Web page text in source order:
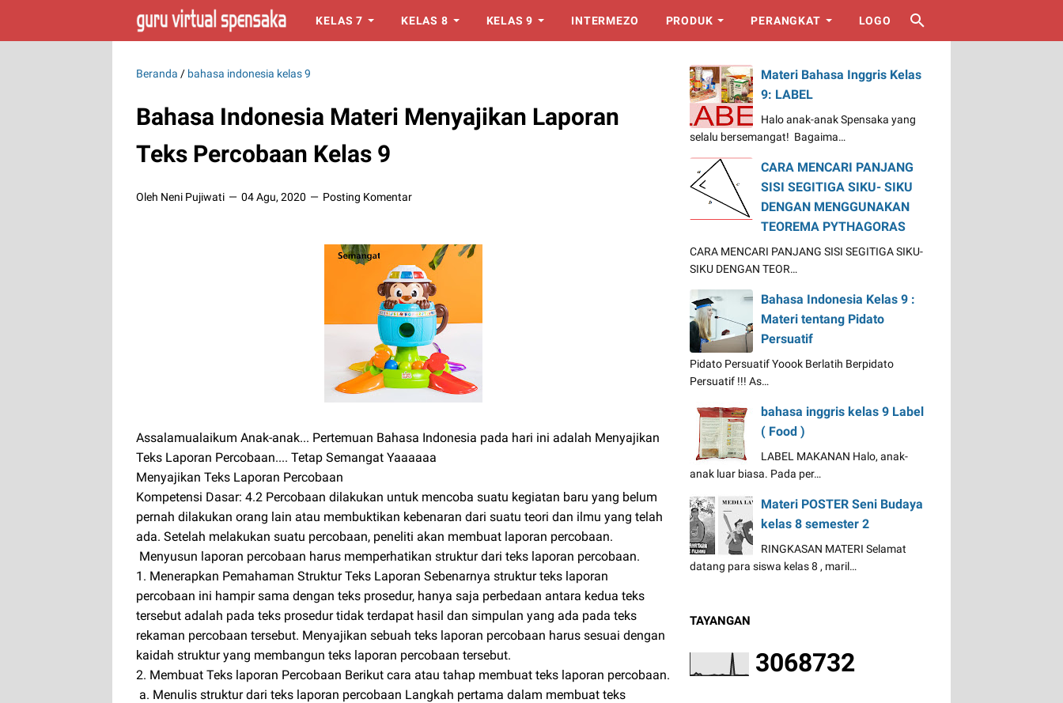
KELAS 7 KELAS 8 KELAS 9 INTERMEZO PRODUK PERANGKAT LOGO
Beranda / bahasa indonesia kelas 9
Bahasa Indonesia Materi Menyajikan Laporan
Teks Percobaan Kelas 9
Oleh Neni Pujiwati 04 Agu, 2020 Posting Komentar
Assalamualaikum Anak-anak... Pertemuan Bahasa Indonesia pada hari ini adalah Menyajikan
Teks Laporan Percobaan.... Tetap Semangat Yaaaaaa
Menyajikan Teks Laporan Percobaan
Kompetensi Dasar: 4.2 Percobaan dilakukan untuk mencoba suatu kegiatan baru yang belum
pernah dilakukan orang lain atau membuktikan kebenaran dari suatu teori dan ilmu yang telah
ada. Setelah melakukan suatu percobaan, peneliti akan membuat laporan percobaan.
Menyusun laporan percobaan harus memperhatikan struktur dari teks laporan percobaan.
1. Menerapkan Pemahaman Struktur Teks Laporan Sebenarnya struktur teks laporan
percobaan ini hampir sama dengan teks prosedur, hanya saja perbedaan antara kedua teks
tersebut adalah pada teks prosedur tidak terdapat hasil dan simpulan yang ada pada teks
rekaman percobaan tersebut. Menyajikan sebuah teks laporan percobaan harus sesuai dengan
kaidah struktur yang membangun teks laporan percobaan tersebut.
2. Membuat Teks laporan Percobaan Berikut cara atau tahap membuat teks laporan percobaan.
a. Menulis struktur dari teks laporan percobaan Langkah pertama dalam membuat teks
Materi Bahasa Inggris Kelas
9: LABEL
Halo anak-anak Spensaka yang
selalu bersemangat! Bagaima…
CARA MENCARI PANJANG
SISI SEGITIGA SIKU- SIKU
DENGAN MENGGUNAKAN
TEOREMA PYTHAGORAS
CARA MENCARI PANJANG SISI SEGITIGA SIKU-
SIKU DENGAN TEOR…
Bahasa Indonesia Kelas 9 :
Materi tentang Pidato
Persuatif
Pidato Persuatif Yoook Berlatih Berpidato
Persuatif !!! As…
bahasa inggris kelas 9 Label
( Food )
LABEL MAKANAN Halo, anak-
anak luar biasa. Pada per…
Materi POSTER Seni Budaya
kelas 8 semester 2
RINGKASAN MATERI Selamat
datang para siswa kelas 8 , maril…
TAYANGAN
3068732